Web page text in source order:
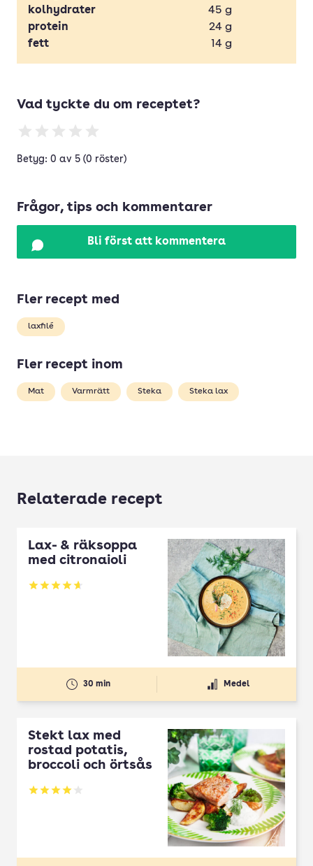
kolhydrater
45 g
protein
24 g
fett
14 g
Vad tyckte du om receptet?
Betyg: 0 av 5 (0 röster)
Frågor, tips och kommentarer
Bli först att kommentera
Fler recept med
laxfilé
Fler recept inom
Mat Varmrätt Steka Steka lax
Relaterade recept
Lax- & räksoppa
med citronaioli
Betyg: 4.67 av 5
30 min Medel
Stekt lax med
rostad potatis,
broccoli och örtsås
Betyg: 4.08 av 5